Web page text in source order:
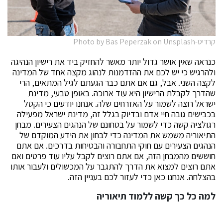
קרדיט-Photo by Bas Peperzak on Unsplash
כנראה שאין אושר גדול יותר מאשר להחזיק ביד את רישיון הנהיגה
ולהרגיש כי יש לכם את ההזדמנות לנהוג מקצה אחד של המדינה
לקצה השני. אבל, גם אם אתם כבר הגעתם לגיל המתאים, הרי
שהדרך לקבלת הרישיון היא עוד ארוכה. באופן טבעי, מדינת
ישראל רוצה לשמור על האזרחים שלה. אנחנו יודעים כי הקטל
בכבישים גובה חיי אדם ובדיוק בגלל זה, מדינת ישראל מפעילה
רגולציה קשה כדי לשמור על בטחונם של הנהגים הצעירים. מבחן
התיאוריה משמש את המדינה כדי לבחון את הידע המוקדם של
הנהגים הצעירים עם חוקי התחבורה והבטיחות בדרכים. אם אתם
חוששים מהמבחן הזה, אם אתם רוצים לקבל עליו עוד פרטים ואם
אתם רוצים למצוא את הדרך להתגבר על המכשולים ולעבור אותו
בהצלחה. אנחנו כאן כדי לעזור לכם בעניין הזה.
למה כל כך קשה ללמוד תיאוריה